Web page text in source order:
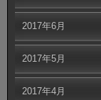
2017年6月
2017年5月
2017年4月